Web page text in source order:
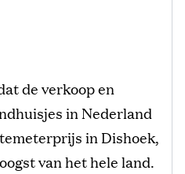
de verkoop en
in Nederland
in Dishoek,
van het hele land.